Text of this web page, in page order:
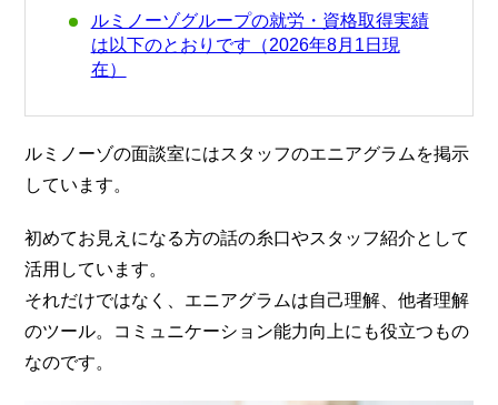
ルミノーゾグループの就労・資格取得実績
は以下のとおりです（2026年8月1日現
在）
ルミノーゾの面談室にはスタッフのエニアグラムを掲示
しています。
初めてお見えになる方の話の糸口やスタッフ紹介として
活用しています。
それだけではなく、エニアグラムは自己理解、他者理解
のツール。コミュニケーション能力向上にも役立つもの
なのです。